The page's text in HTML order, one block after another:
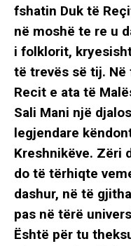
fshatin Duk të
në moshë te re u
i folklorit,
të trevës së tij.
Recit e ata të
Sali Mani një
legjendare
Kreshnikëve. Zëri
do të tërhiqte
dashur, në të
pas në tërë
Është për tu